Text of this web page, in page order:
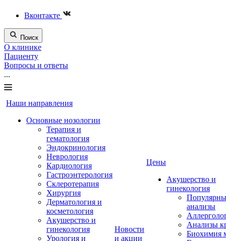
Вконтакте
Поиск
О клинике
Пациенту
Вопросы и ответы
...
Наши направления
Основные нозологии
Терапия и
гематология
Эндокринология
Неврология
Кардиология
Гастроэнтерология
Склеротерапия
Хирургия
Дерматология и
косметология
Акушерство и
гинекология
Урология и
Новости
и акции
Цены
Акушерство и
гинекология
анализы
Анализы
Биохимия